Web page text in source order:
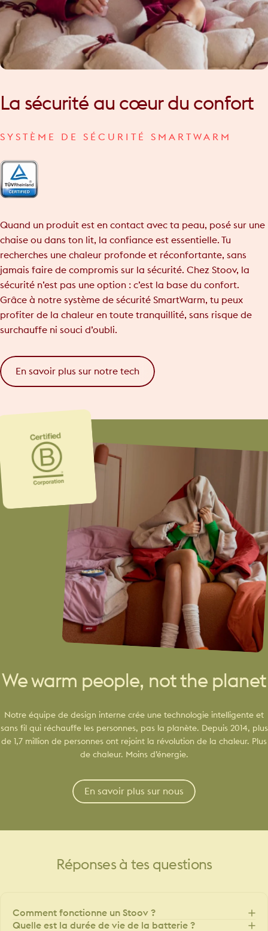
La sécurité au cœur du confort
SYSTÈME DE SÉCURITÉ SMARTWARM
Quand un produit est en contact avec ta peau, posé sur une
chaise ou dans ton lit, la confiance est essentielle. Tu
recherches une chaleur profonde et réconfortante, sans
jamais faire de compromis sur la sécurité. Chez Stoov, la
sécurité n’est pas une option : c’est la base du confort.
Grâce à notre système de sécurité SmartWarm, tu peux
profiter de la chaleur en toute tranquillité, sans risque de
surchauffe ni souci d’oubli.
En savoir plus sur notre tech
We warm people, not the planet
Notre équipe de design interne crée une technologie intelligente et
sans fil qui réchauffe les personnes, pas la planète. Depuis 2014, plus
de 1,7 million de personnes ont rejoint la révolution de la chaleur. Plus
de chaleur. Moins d’énergie.
En savoir plus sur nous
Réponses à tes questions
Comment fonctionne un Stoov ?
Quelle est la durée de vie de la batterie ?